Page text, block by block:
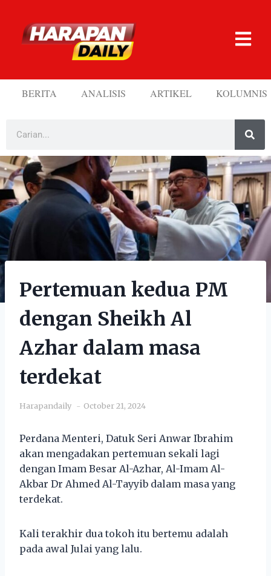
BERITA ANALISIS ARTIKEL KOLUMNIS
Pertemuan kedua PM
dengan Sheikh Al
Azhar dalam masa
terdekat
Harapandaily October 21, 2024
Perdana Menteri, Datuk Seri Anwar Ibrahim
akan mengadakan pertemuan sekali lagi
dengan Imam Besar Al-Azhar, Al-Imam Al-
Akbar Dr Ahmed Al-Tayyib dalam masa yang
terdekat.
Kali terakhir dua tokoh itu bertemu adalah
pada awal Julai yang lalu.